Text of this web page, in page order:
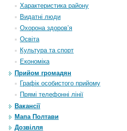
Характеристика району
Видатні люди
Охорона здоров’я
Освіта
Культура та спорт
Економіка
Прийом громадян
Графік особистого прийому
Прямі телефонні лінії
Вакансії
Мапа Полтави
Дозвілля